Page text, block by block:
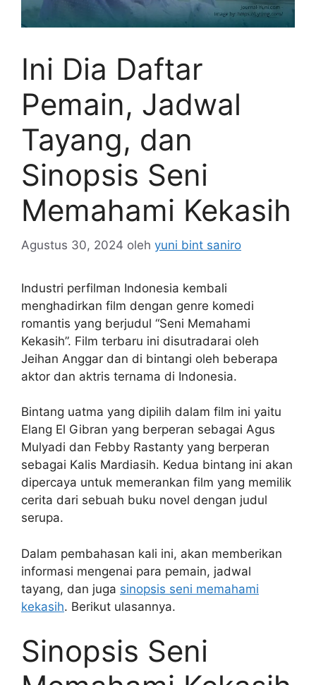
Ini Dia Daftar
Pemain, Jadwal
Tayang, dan
Sinopsis Seni
Memahami Kekasih
Agustus 30, 2024 oleh yuni bint saniro
Industri perfilman Indonesia kembali
menghadirkan film dengan genre komedi
romantis yang berjudul “Seni Memahami
Kekasih”. Film terbaru ini disutradarai oleh
Jeihan Anggar dan di bintangi oleh beberapa
aktor dan aktris ternama di Indonesia.
Bintang uatma yang dipilih dalam film ini yaitu
Elang El Gibran yang berperan sebagai Agus
Mulyadi dan Febby Rastanty yang berperan
sebagai Kalis Mardiasih. Kedua bintang ini akan
dipercaya untuk memerankan film yang memilik
cerita dari sebuah buku novel dengan judul
serupa.
Dalam pembahasan kali ini, akan memberikan
informasi mengenai para pemain, jadwal
tayang, dan juga sinopsis seni memahami
kekasih. Berikut ulasannya.
Sinopsis Seni